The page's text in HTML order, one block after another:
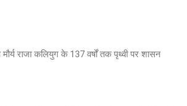
राजा कलियुग के 137 वर्षों तक पृथ्वी पर शासन